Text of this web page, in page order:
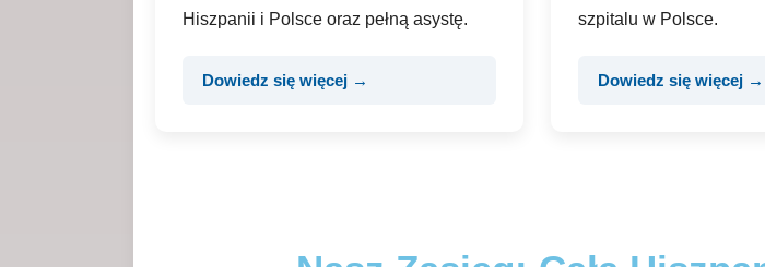
Hiszpanii i Polsce oraz pełną asystę.
Dowiedz się więcej →
szpitalu w Polsce.
Dowiedz się więcej →